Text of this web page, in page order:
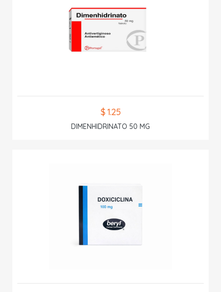
$ 1.25
DIMENHIDRINATO 50 MG